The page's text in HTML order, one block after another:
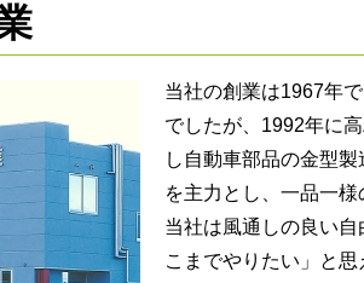
当社の創業は1967年
でしたが、1992年に
し自動車部品の金型
を主力とし、一品一様
当社は風通しの良い
こまでやりたい」と